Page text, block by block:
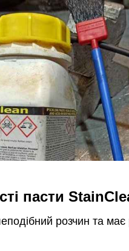
пасти
розчин та має